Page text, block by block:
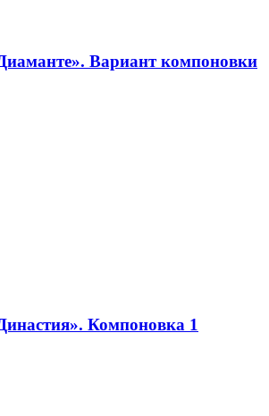
Вариант компоновки
Компоновка 1